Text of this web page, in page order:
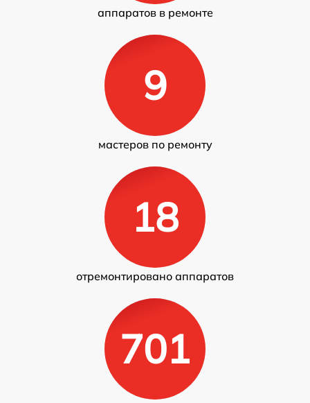
аппаратов в ремонте
9
мастеров по ремонту
18
отремонтировано аппаратов
701